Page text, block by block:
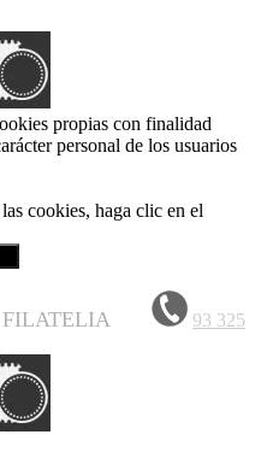
propias con finalidad
personal de los usuarios
cookies, haga clic en el
93 325